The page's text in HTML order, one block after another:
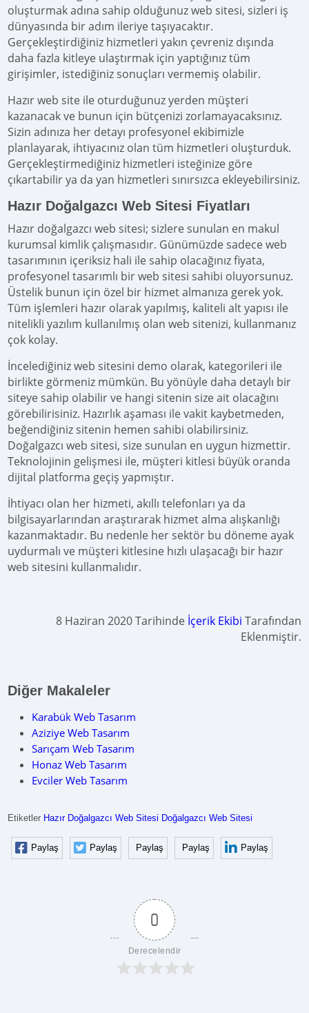
oluşturmak adına sahip olduğunuz web sitesi, sizleri iş
dünyasında bir adım ileriye taşıyacaktır.
Gerçekleştirdiğiniz hizmetleri yakın çevreniz dışında
daha fazla kitleye ulaştırmak için yaptığınız tüm
girişimler, istediğiniz sonuçları vermemiş olabilir.
Hazır web site ile oturduğunuz yerden müşteri
kazanacak ve bunun için bütçenizi zorlamayacaksınız.
Sizin adınıza her detayı profesyonel ekibimizle
planlayarak, ihtiyacınız olan tüm hizmetleri oluşturduk.
Gerçekleştirmediğiniz hizmetleri isteğinize göre
çıkartabilir ya da yan hizmetleri sınırsızca ekleyebilirsiniz.
Hazır Doğalgazcı Web Sitesi Fiyatları
Hazır doğalgazcı web sitesi; sizlere sunulan en makul
kurumsal kimlik çalışmasıdır. Günümüzde sadece web
tasarımının içeriksiz hali ile sahip olacağınız fiyata,
profesyonel tasarımlı bir web sitesi sahibi oluyorsunuz.
Üstelik bunun için özel bir hizmet almanıza gerek yok.
Tüm işlemleri hazır olarak yapılmış, kaliteli alt yapısı ile
nitelikli yazılım kullanılmış olan web sitenizi, kullanmanız
çok kolay.
İncelediğiniz web sitesini demo olarak, kategorileri ile
birlikte görmeniz mümkün. Bu yönüyle daha detaylı bir
siteye sahip olabilir ve hangi sitenin size ait olacağını
görebilirisiniz. Hazırlık aşaması ile vakit kaybetmeden,
beğendiğiniz sitenin hemen sahibi olabilirsiniz.
Doğalgazcı web sitesi, size sunulan en uygun hizmettir.
Teknolojinin gelişmesi ile, müşteri kitlesi büyük oranda
dijital platforma geçiş yapmıştır.
İhtiyacı olan her hizmeti, akıllı telefonları ya da
bilgisayarlarından araştırarak hizmet alma alışkanlığı
kazanmaktadır. Bu nedenle her sektör bu döneme ayak
uydurmalı ve müşteri kitlesine hızlı ulaşacağı bir hazır
web sitesini kullanmalıdır.
8 Haziran 2020 Tarihinde İçerik Ekibi Tarafından
Eklenmiştir.
Diğer Makaleler
Karabük Web Tasarım
Aziziye Web Tasarım
Sarıçam Web Tasarım
Honaz Web Tasarım
Evciler Web Tasarım
Etiketler Hazır Doğalgazcı Web Sitesi Doğalgazcı Web Sitesi
Paylaş Paylaş Paylaş Paylaş Paylaş
0
Derecelendir